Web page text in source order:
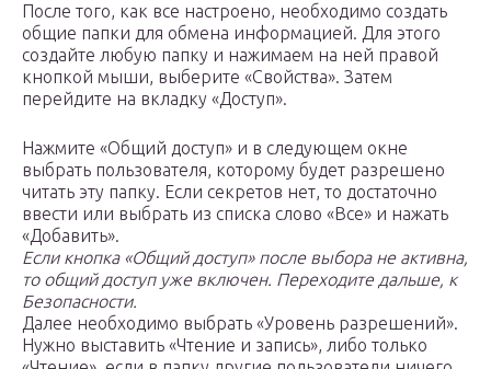
После того, как все настроено, необходимо создать
общие папки для обмена информацией. Для этого
создайте любую папку и нажимаем на ней правой
кнопкой мыши, выберите «Свойства». Затем
перейдите на вкладку «Доступ».
Нажмите «Общий доступ» и в следующем окне
выбрать пользователя, которому будет разрешено
читать эту папку. Если секретов нет, то достаточно
ввести или выбрать из списка слово «Все» и нажать
«Добавить».
Если кнопка «Общий доступ» после выбора не активна,
то общий доступ уже включен. Переходите дальше, к
Безопасности.
Далее необходимо выбрать «Уровень разрешений».
Нужно выставить «Чтение и запись», либо только